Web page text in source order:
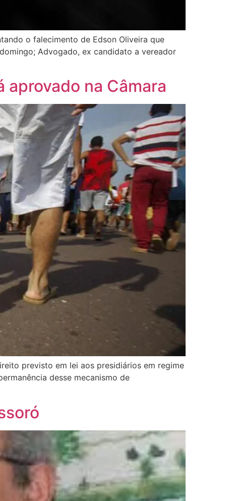
o falecimento de Edson Oliveira que
Advogado, ex candidato a vereador
aprovado na Câmara
previsto em lei aos presidiários em regime
desse mecanismo de